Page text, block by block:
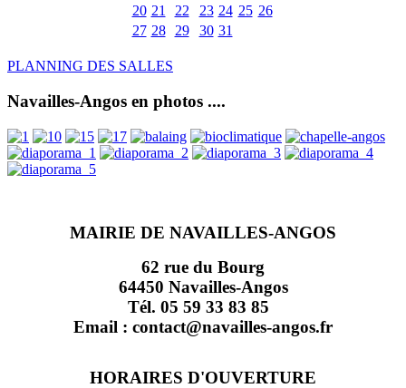
20 21 22 23 24 25 26
27 28 29 30 31
PLANNING DES SALLES
Navailles-Angos en photos ....
MAIRIE DE NAVAILLES-ANGOS
62 rue du Bourg
64450 Navailles-Angos
Tél. 05 59 33 83 85
Email : contact@navailles-angos.fr
HORAIRES D'OUVERTURE